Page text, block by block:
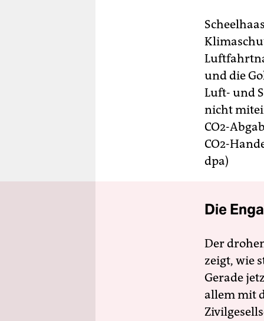
und die
Luft- und
nicht
CO2-
CO2-
dpa)
Die
Der
zeigt, wie
Gerade
allem mit